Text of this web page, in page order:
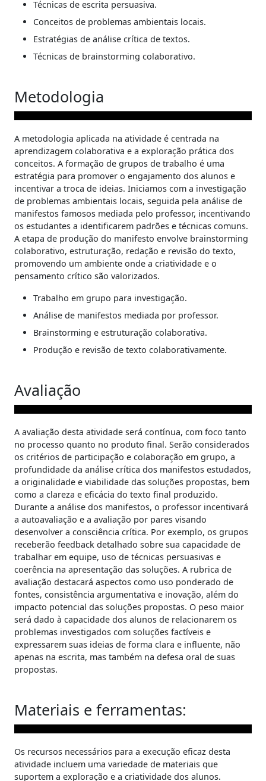
Técnicas de escrita persuasiva.
Conceitos de problemas ambientais locais.
Estratégias de análise crítica de textos.
Técnicas de brainstorming colaborativo.
Metodologia
A metodologia aplicada na atividade é centrada na
aprendizagem colaborativa e a exploração prática dos
conceitos. A formação de grupos de trabalho é uma
estratégia para promover o engajamento dos alunos e
incentivar a troca de ideias. Iniciamos com a investigação
de problemas ambientais locais, seguida pela análise de
manifestos famosos mediada pelo professor, incentivando
os estudantes a identificarem padrões e técnicas comuns.
A etapa de produção do manifesto envolve brainstorming
colaborativo, estruturação, redação e revisão do texto,
promovendo um ambiente onde a criatividade e o
pensamento crítico são valorizados.
Trabalho em grupo para investigação.
Análise de manifestos mediada por professor.
Brainstorming e estruturação colaborativa.
Produção e revisão de texto colaborativamente.
Avaliação
A avaliação desta atividade será contínua, com foco tanto
no processo quanto no produto final. Serão considerados
os critérios de participação e colaboração em grupo, a
profundidade da análise crítica dos manifestos estudados,
a originalidade e viabilidade das soluções propostas, bem
como a clareza e eficácia do texto final produzido.
Durante a análise dos manifestos, o professor incentivará
a autoavaliação e a avaliação por pares visando
desenvolver a consciência crítica. Por exemplo, os grupos
receberão feedback detalhado sobre sua capacidade de
trabalhar em equipe, uso de técnicas persuasivas e
coerência na apresentação das soluções. A rubrica de
avaliação destacará aspectos como uso ponderado de
fontes, consistência argumentativa e inovação, além do
impacto potencial das soluções propostas. O peso maior
será dado à capacidade dos alunos de relacionarem os
problemas investigados com soluções factíveis e
expressarem suas ideias de forma clara e influente, não
apenas na escrita, mas também na defesa oral de suas
propostas.
Materiais e ferramentas:
Os recursos necessários para a execução eficaz desta
atividade incluem uma variedade de materiais que
suportem a exploração e a criatividade dos alunos.